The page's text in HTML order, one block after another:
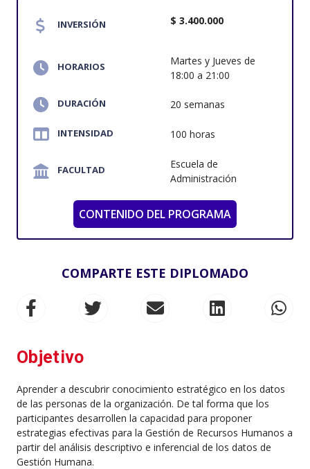
INVERSIÓN $ 3.400.000
HORARIOS
Martes y Jueves de
18:00 a 21:00
DURACIÓN 20 semanas
INTENSIDAD 100 horas
FACULTAD
Escuela de
Administración
CONTENIDO DEL PROGRAMA
COMPARTE ESTE DIPLOMADO
Objetivo
Aprender a descubrir conocimiento estratégico en los datos
de las personas de la organización. De tal forma que los
participantes desarrollen la capacidad para proponer
estrategias efectivas para la Gestión de Recursos Humanos a
partir del análisis descriptivo e inferencial de los datos de
Gestión Humana.